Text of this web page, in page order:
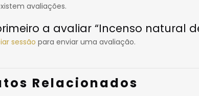
avaliações.
a avaliar “Incenso natural
sessão para enviar uma avaliação.
Relacionados